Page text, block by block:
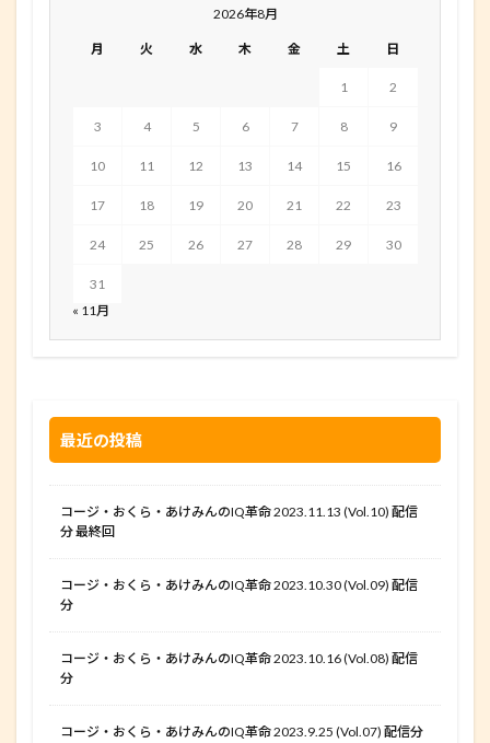
2026年8月
月 火 水 木 金 土 日
1 2
3 4 5 6 7 8 9
10 11 12 13 14 15 16
17 18 19 20 21 22 23
24 25 26 27 28 29 30
31
« 11月
最近の投稿
コージ・おくら・あけみんのIQ革命 2023.11.13 (Vol.10) 配信
分 最終回
コージ・おくら・あけみんのIQ革命 2023.10.30 (Vol.09) 配信
分
コージ・おくら・あけみんのIQ革命 2023.10.16 (Vol.08) 配信
分
コージ・おくら・あけみんのIQ革命 2023.9.25 (Vol.07) 配信分